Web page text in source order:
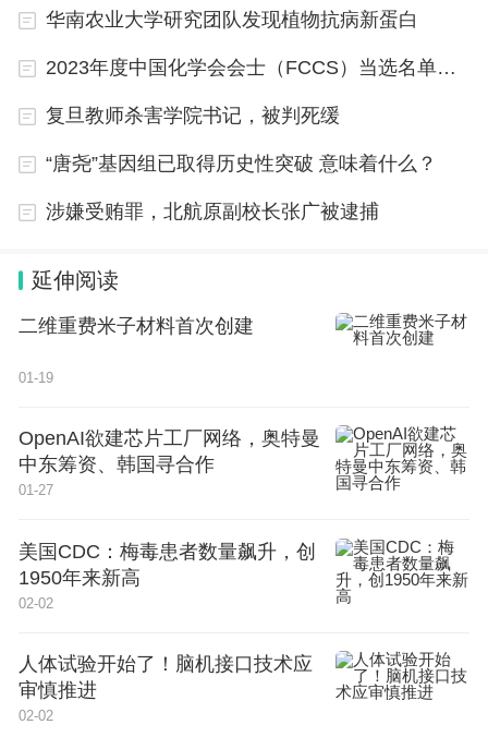
学、微波光子学方面研究，近期研究重点为光纤生物
马民，医学博士，教授，主任医师，博士生导师，此
前担任暨南大学研究生院执行院长。第四批全国中医
纪优秀人才，南粤优秀教师，中华中医药学会中青年
杰出青年医学人才，国家中医药管理局高水平中医药
重点学科（中西医结合临床）学科带头人，暨南大学
据暨南大学中医学院网站介绍，马民教授创新构建
了“一轴两翼三体系”中医药守正创新人才培养新模
式，以中医药守正创新能力培养为主轴，以“文化育
人翼”和“知识技能翼”为两翼，精心打造三大体系。年
接诊重症患者超3000例，赴多国义诊超千人次。202
3年10月，在广州飞往悉尼的国际航班上，一位印度
出，运用中医穴位刺激的方法，成功救治了这位乘
客。
华南农业大学研究团队发现植物抗病新蛋白
2023年度中国化学会会士（FCCS）当选名单公布
复旦教师杀害学院书记，被判死缓
“唐尧”基因组已取得历史性突破 意味着什么？
涉嫌受贿罪，北航原副校长张广被逮捕
延伸阅读
二维重费米子材料首次创建
01-19
OpenAI欲建芯片工厂网络，奥特曼
中东筹资、韩国寻合作
01-27
美国CDC：梅毒患者数量飙升，创
1950年来新高
02-02
人体试验开始了！脑机接口技术应
审慎推进
02-02